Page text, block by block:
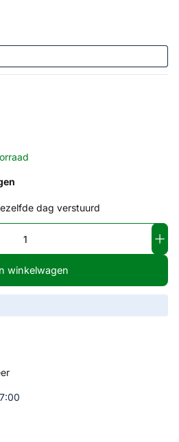
dag verstuurd
winkelwagen